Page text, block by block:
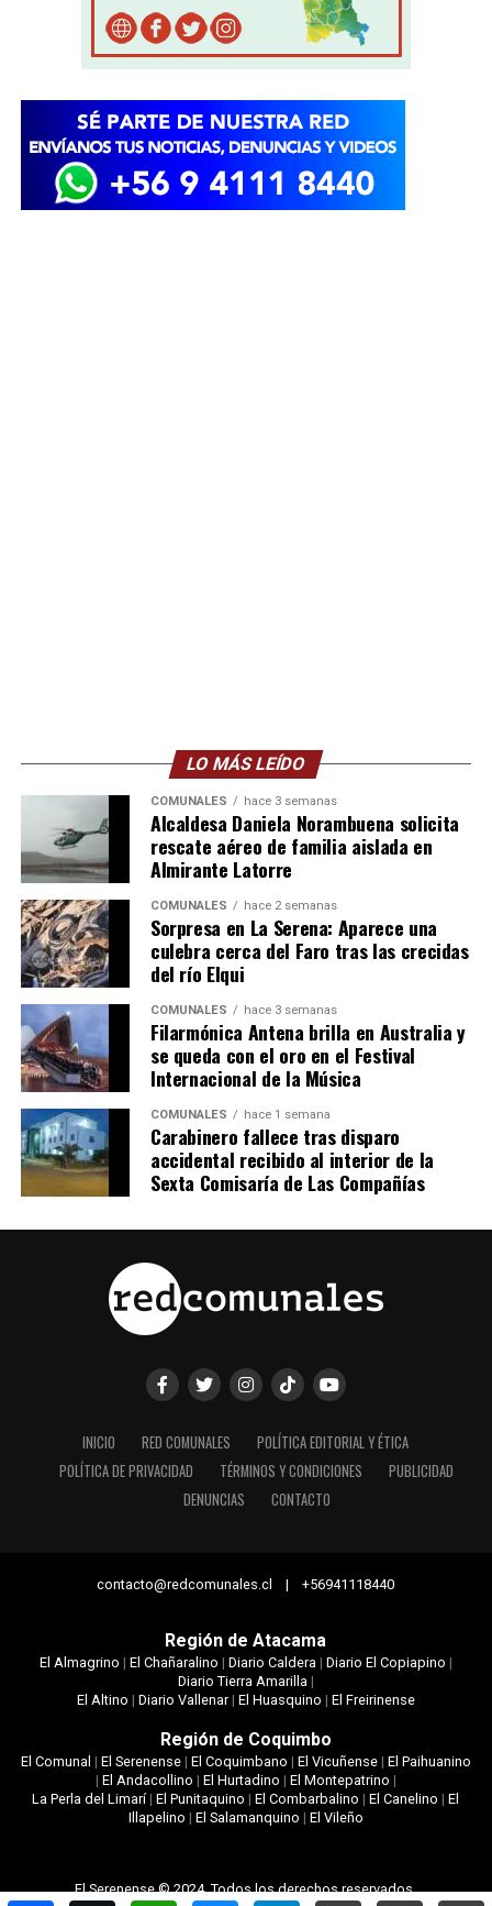
LO MÁS LEÍDO
COMUNALES hace 3 semanas
Alcaldesa Daniela Norambuena solicita
rescate aéreo de familia aislada en
Almirante Latorre
COMUNALES hace 2 semanas
Sorpresa en La Serena: Aparece una
culebra cerca del Faro tras las crecidas
del río Elqui
COMUNALES hace 3 semanas
Filarmónica Antena brilla en Australia y
se queda con el oro en el Festival
Internacional de la Música
COMUNALES hace 1 semana
Carabinero fallece tras disparo
accidental recibido al interior de la
Sexta Comisaría de Las Compañías
INICIO RED COMUNALES
POLÍTICA EDITORIAL Y ÉTICA
POLÍTICA DE PRIVACIDAD
TÉRMINOS Y CONDICIONES
PUBLICIDAD
DENUNCIAS
CONTACTO
contacto@redcomunales.cl | +56941118440
Región de Atacama
El Almagrino | El Chañaralino | Diario Caldera| Diario El Copiapino |
Diario Tierra Amarilla|
El Altino | Diario Vallenar| El Huasquino | El Freirinense
Región de Coquimbo
El Comunal | El Serenense| El Coquimbano | El Vicuñense| El Paihuanino
| El Andacollino | El Hurtadino | El Montepatrino |
La Perla del Limarí|El Punitaquino |El Combarbalino |El Canelino |El
Illapelino | El Salamanquino | El Vileño
El Serenense © 2024. Todos los derechos reservados.